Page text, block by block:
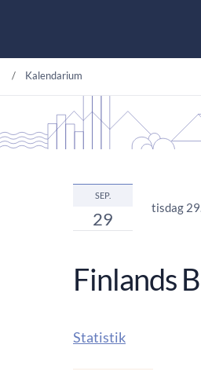
Kalendarium
SEP.
29
tisdag
Finlands
Statistik